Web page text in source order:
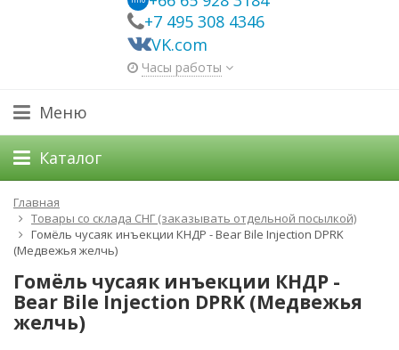
+7 495 308 4346
VK.com
Часы работы
Меню
Каталог
Главная
Товары со склада СНГ (заказывать отдельной посылкой)
Гомёль чусаяк инъекции КНДР - Bear Bile Injection DPRK
(Медвежья желчь)
Гомёль чусаяк инъекции КНДР -
Bear Bile Injection DPRK (Медвежья
желчь)